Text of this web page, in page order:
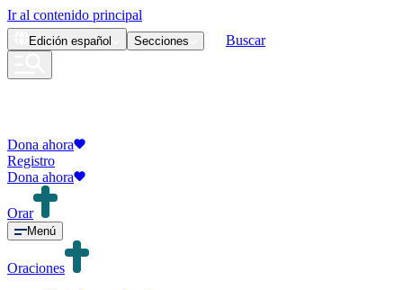
Ir al contenido principal
Edición español Secciones Buscar
Dona ahora
Registro
Dona ahora
Orar
Menú
Oraciones